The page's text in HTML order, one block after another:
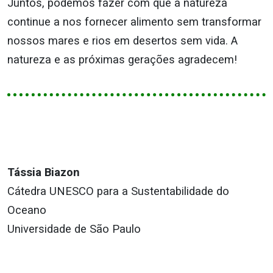
Juntos, podemos fazer com que a natureza
continue a nos fornecer alimento sem transformar
nossos mares e rios em desertos sem vida. A
natureza e as próximas gerações agradecem!
Tássia Biazon
Cátedra UNESCO para a Sustentabilidade do
Oceano
Universidade de São Paulo